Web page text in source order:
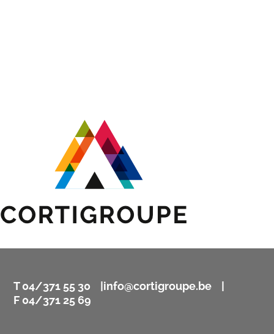
T 04/371 55 30 | info@cortigroupe.be
F 04/371 25 69